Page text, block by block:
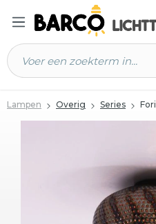
hoofdinhoud
Lampen Overig Series Fori